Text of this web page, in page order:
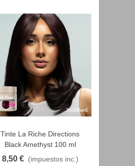
FAVORITO
Tinte La Riche Directions
Black Amethyst 100 ml
8,50 € (impuestos inc.)